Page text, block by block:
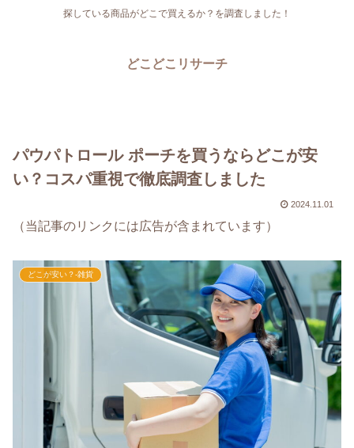
探している商品がどこで買えるか？を調査しました！
どこどこリサーチ
パウパトロール ポーチを買うならどこが安
い？コスパ重視で徹底調査しました
2024.11.01
（当記事のリンクには広告が含まれています）
どこが安い？-雑貨